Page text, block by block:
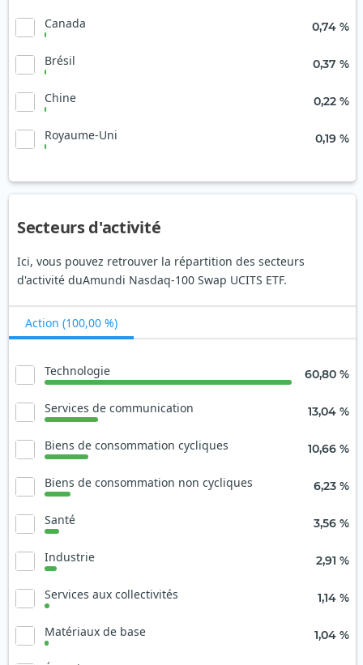
Canada 0,74 %
Brésil 0,37 %
Chine 0,22 %
Royaume-Uni 0,19 %
Secteurs d'activité
Ici, vous pouvez retrouver la répartition des secteurs
d'activité duAmundi Nasdaq-100 Swap UCITS ETF.
Action (100,00 %)
Technologie 60,80 %
Services de communication 13,04 %
Biens de consommation cycliques 10,66 %
Biens de consommation non cycliques 6,23 %
Santé 3,56 %
Industrie 2,91 %
Services aux collectivités 1,14 %
Matériaux de base 1,04 %